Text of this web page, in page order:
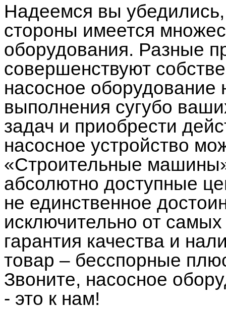
Надеемся вы убедились,
стороны имеется
оборудования. Разные
совершенствуют
насосное
выполнения сугубо
задач и приобрести
насосное устройство
«Строительные
абсолютно доступные
не единственное
исключительно от
гарантия качества и
товар – бесспорные
Звоните, насосное
- это к нам!